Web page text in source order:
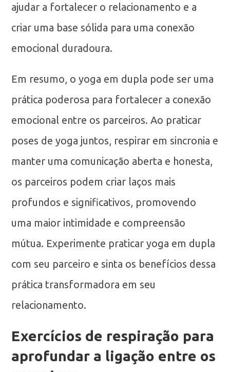
ajudar a fortalecer o relacionamento e a
criar uma base sólida para uma conexão
emocional duradoura.
Em resumo, o yoga em dupla pode ser uma
prática poderosa para fortalecer a conexão
emocional entre os parceiros. Ao praticar
poses de yoga juntos, respirar em sincronia e
manter uma comunicação aberta e honesta,
os parceiros podem criar laços mais
profundos e significativos, promovendo
uma maior intimidade e compreensão
mútua. Experimente praticar yoga em dupla
com seu parceiro e sinta os benefícios dessa
prática transformadora em seu
relacionamento.
Exercícios de respiração para
aprofundar a ligação entre os